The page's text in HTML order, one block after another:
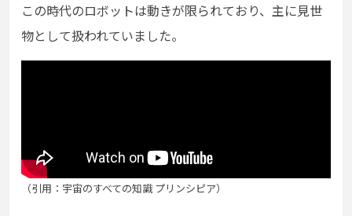
この時代のロボットは動きが限られており、主に見世
物として扱われていました。
（引用：宇宙のすべての知識 プリンシピア）